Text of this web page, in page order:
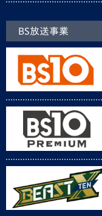
BS放送事業